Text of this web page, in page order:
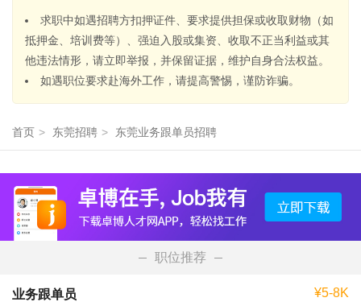
求职中如遇招聘方扣押证件、要求提供担保或收取财物（如
抵押金、培训费等）、强迫入股或集资、收取不正当利益或其
他违法情形，请立即举报，并保留证据，维护自身合法权益。
如遇职位要求赴海外工作，请提高警惕，谨防诈骗。
首页 > 东莞招聘 > 东莞业务跟单员招聘
职位推荐
业务跟单员 ¥5-8K